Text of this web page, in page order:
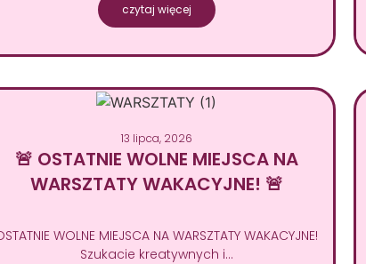
czytaj więcej
13 lipca, 2026
🚨 OSTATNIE WOLNE MIEJSCA NA
WARSZTATY WAKACYJNE! 🚨
WOLNE MIEJSCA NA WARSZTATY WAKACYJNE!
Szukacie kreatywnych i…